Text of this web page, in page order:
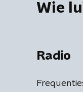
Wie
Radio